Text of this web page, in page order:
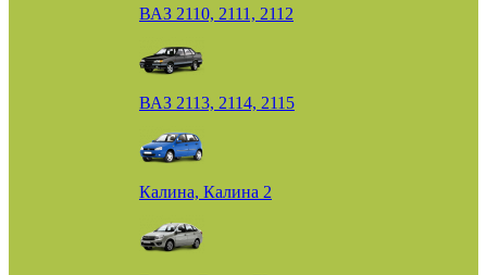
ВАЗ 2110, 2111, 2112
ВАЗ 2113, 2114, 2115
Калина, Калина 2